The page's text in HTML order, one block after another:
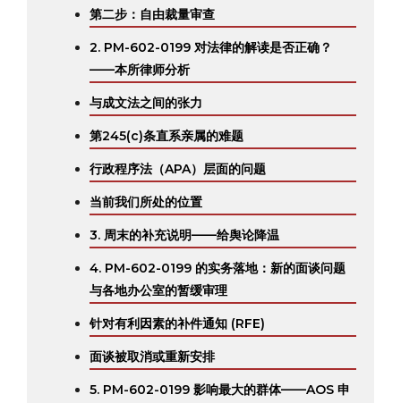
第二步：自由裁量审查
2. PM-602-0199 对法律的解读是否正确？
——本所律师分析
与成文法之间的张力
第245(c)条直系亲属的难题
行政程序法（APA）层面的问题
当前我们所处的位置
3. 周末的补充说明——给舆论降温
4. PM-602-0199 的实务落地：新的面谈问题
与各地办公室的暂缓审理
针对有利因素的补件通知 (RFE)
面谈被取消或重新安排
5. PM-602-0199 影响最大的群体——AOS 申